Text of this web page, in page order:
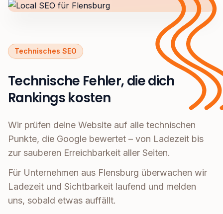
Technisches SEO
Technische Fehler, die dich
Rankings kosten
Wir prüfen deine Website auf alle technischen
Punkte, die Google bewertet – von Ladezeit bis
zur sauberen Erreichbarkeit aller Seiten.
Für Unternehmen aus Flensburg überwachen wir
Ladezeit und Sichtbarkeit laufend und melden
uns, sobald etwas auffällt.